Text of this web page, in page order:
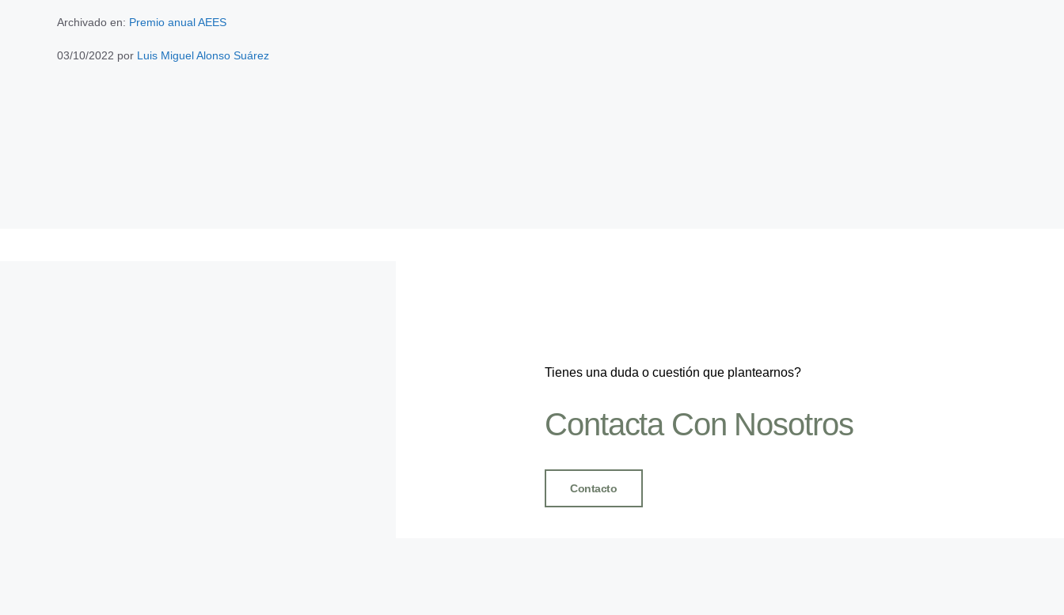
Archivado en: Premio anual AEES
03/10/2022 por Luis Miguel Alonso Suárez
Tienes una duda o cuestión que plantearnos?
Contacta Con Nosotros
Contacto